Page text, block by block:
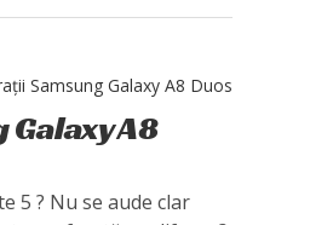
Samsung Galaxy A8 Duos
A8
5 ? Nu se aude clar